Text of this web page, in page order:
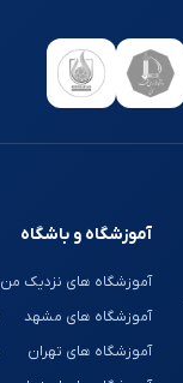
آموزشگاه و باشگاه
آموزشگاه های نزدیک من
آموزشگاه های مشهد
آموزشگاه های تهران